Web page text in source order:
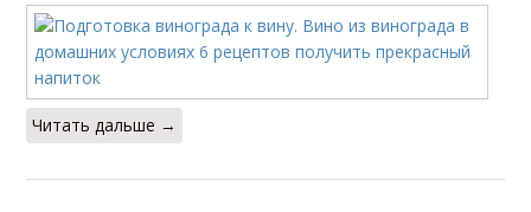
Читать дальше →